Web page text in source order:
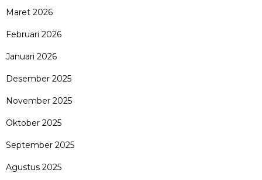
Maret 2026
Februari 2026
Januari 2026
Desember 2025
November 2025
Oktober 2025
September 2025
Agustus 2025